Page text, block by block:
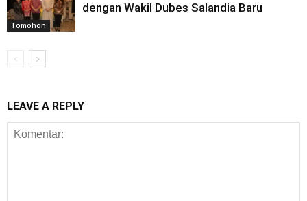
Tomohon
dengan Wakil Dubes Salandia Baru
LEAVE A REPLY